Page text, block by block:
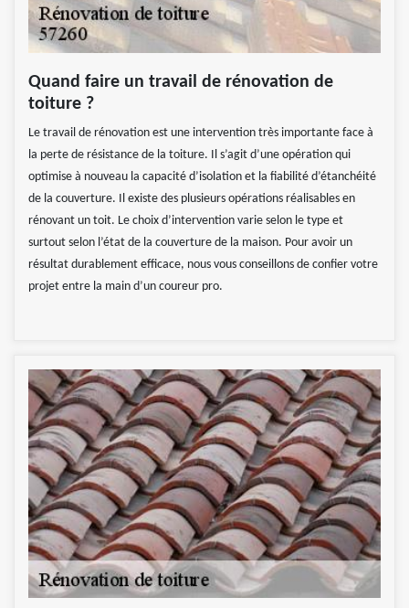
Quand faire un travail de rénovation de
toiture ?
Le travail de rénovation est une intervention très importante face à
la perte de résistance de la toiture. Il s’agit d’une opération qui
optimise à nouveau la capacité d’isolation et la fiabilité d’étanchéité
de la couverture. Il existe des plusieurs opérations réalisables en
rénovant un toit. Le choix d’intervention varie selon le type et
surtout selon l’état de la couverture de la maison. Pour avoir un
résultat durablement efficace, nous vous conseillons de confier votre
projet entre la main d’un coureur pro.